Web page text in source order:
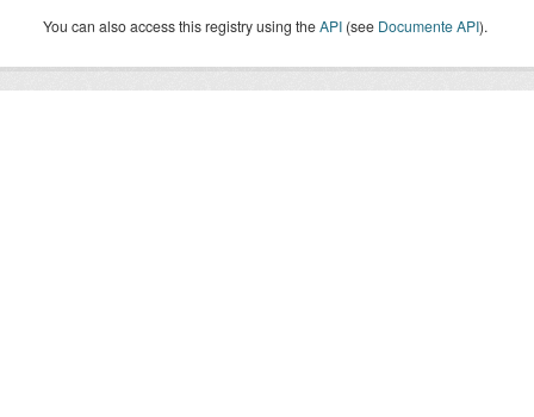
You can also access this registry using theAPI (see Documente API).